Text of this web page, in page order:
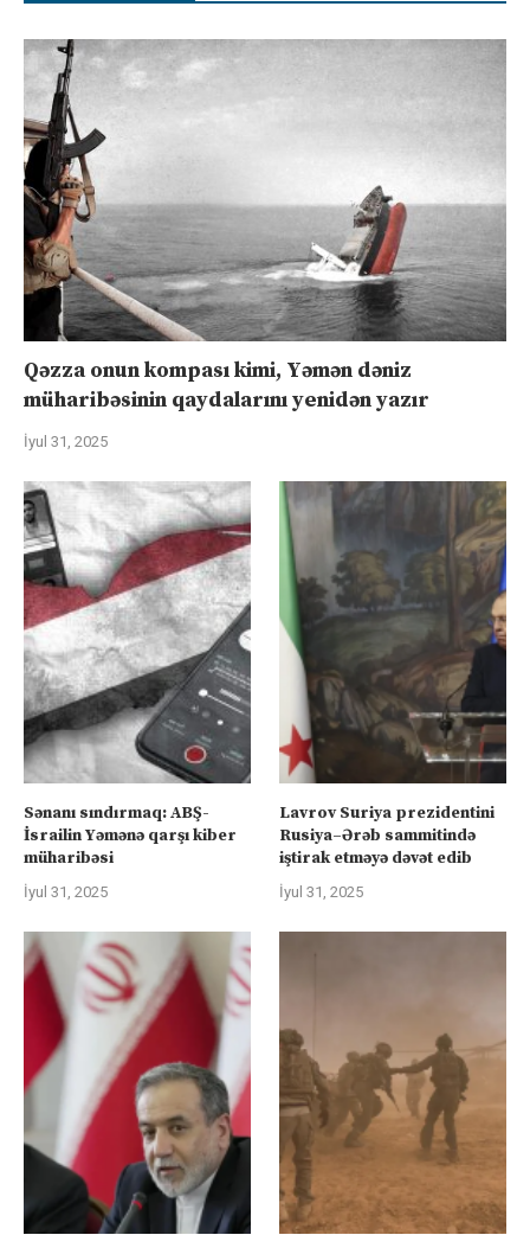
Qəzza onun kompası kimi, Yəmən dəniz
müharibəsinin qaydalarını yenidən yazır
İyul 31, 2025
Sənanı sındırmaq: ABŞ-
İsrailin Yəmənə qarşı kiber
müharibəsi
İyul 31, 2025
Lavrov Suriya prezidentini
Rusiya–Ərəb sammitində
iştirak etməyə dəvət edib
İyul 31, 2025